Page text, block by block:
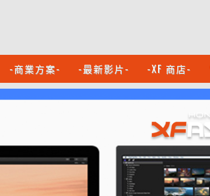
-商業方案- -最新影片- -XF 商店-